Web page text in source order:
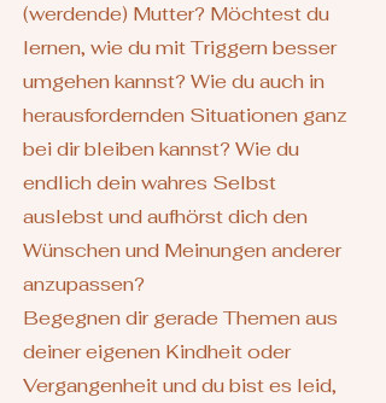
(werdende) Mutter? Möchtest du
lernen, wie du mit Triggern besser
umgehen kannst? Wie du auch in
herausfordernden Situationen ganz
bei dir bleiben kannst? Wie du
endlich dein wahres Selbst
auslebst und aufhörst dich den
Wünschen und Meinungen anderer
anzupassen?
Begegnen dir gerade Themen aus
deiner eigenen Kindheit oder
Vergangenheit und du bist es leid,